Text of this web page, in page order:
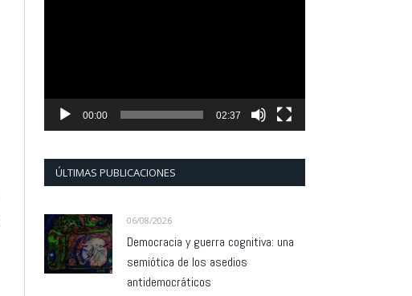
00:00 02:37
ÚLTIMAS PUBLICACIONES
06/08/2026
Democracia y guerra cognitiva: una
semiótica de los asedios
antidemocráticos